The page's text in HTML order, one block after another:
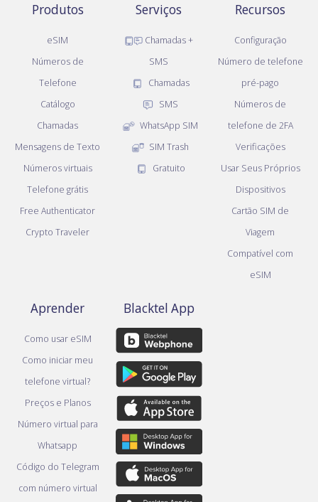
Produtos
eSIM
Números de
Telefone
Catálogo
Chamadas
Mensagens de Texto
Números virtuais
Telefone grátis
Free Authenticator
Crypto Traveler
Serviços
Chamadas +
SMS
Chamadas
SMS
WhatsApp SIM
SIM Trash
Gratuito
Recursos
Configuração
Número de telefone
pré-pago
Números de
telefone de 2FA
Verificações
Usar Seus Próprios
Dispositivos
Cartão SIM de
Viagem
Compatível com
eSIM
Aprender
Como usar eSIM
Como iniciar meu
telefone virtual?
Preços e Planos
Número virtual para
Whatsapp
Código do Telegram
com número virtual
Blacktel App